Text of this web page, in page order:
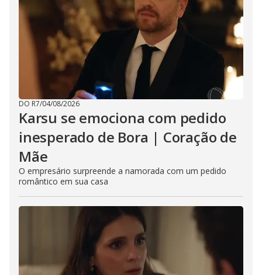
DO R7/04/08/2026
Karsu se emociona com pedido
inesperado de Bora | Coração de
Mãe
O empresário surpreende a namorada com um pedido
romântico em sua casa